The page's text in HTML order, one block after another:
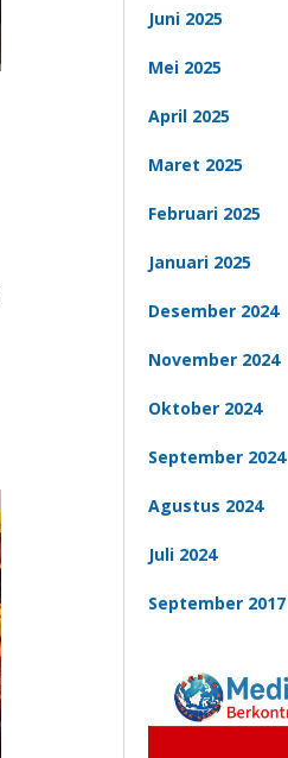
Juni 2025
Mei 2025
April 2025
Maret 2025
Februari 2025
Januari 2025
Desember 2024
November 2024
Oktober 2024
September 2024
Agustus 2024
Juli 2024
September 2017